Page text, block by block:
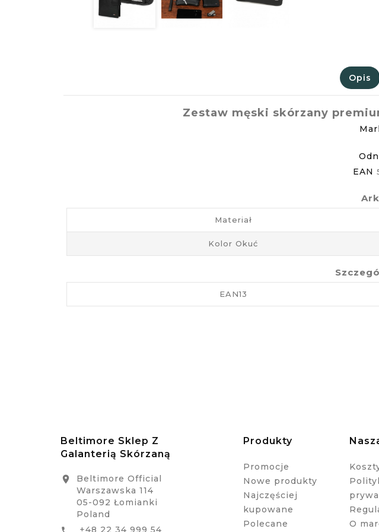
Opis
Zestaw męski skórzany
EAN
Materiał
Kolor Okuć
EAN13
Beltimore Sklep Z
Galanterią Skórzaną

Beltimore Official
Warszawska 114
05-092 Łomianki
Poland
+48 22 34 999 54
Produkty
Promocje
Nowe produkty
Najczęściej
kupowane
Polecane
O